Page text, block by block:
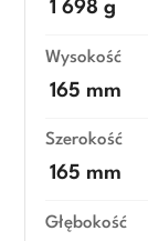
1 698 g
Wysokość
165 mm
Szerokość
165 mm
Głębokość